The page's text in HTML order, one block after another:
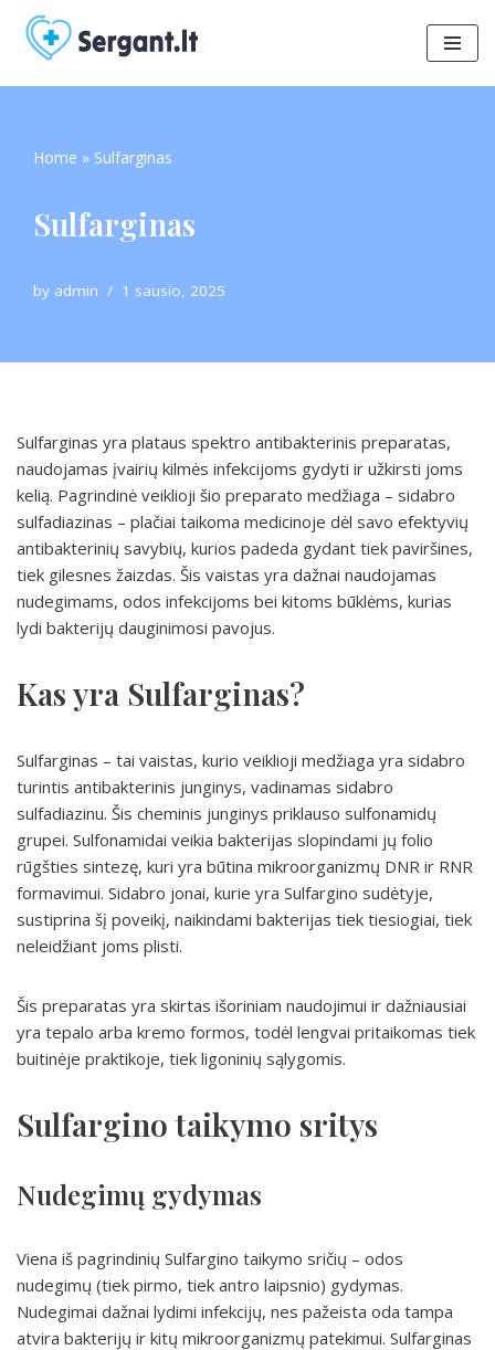
Skip
to
Home » Sulfarginas
Sulfarginas
by admin 1 sausio, 2025
Sulfarginas yra plataus spektro antibakterinis preparatas,
naudojamas įvairių kilmės infekcijoms gydyti ir užkirsti joms
kelią. Pagrindinė veiklioji šio preparato medžiaga – sidabro
sulfadiazinas – plačiai taikoma medicinoje dėl savo efektyvių
antibakterinių savybių, kurios padeda gydant tiek paviršines,
tiek gilesnes žaizdas. Šis vaistas yra dažnai naudojamas
nudegimams, odos infekcijoms bei kitoms būklėms, kurias
lydi bakterijų dauginimosi pavojus.
Kas yra Sulfarginas?
Sulfarginas – tai vaistas, kurio veiklioji medžiaga yra sidabro
turintis antibakterinis junginys, vadinamas sidabro
sulfadiazinu. Šis cheminis junginys priklauso sulfonamidų
grupei. Sulfonamidai veikia bakterijas slopindami jų folio
rūgšties sintezę, kuri yra būtina mikroorganizmų DNR ir RNR
formavimui. Sidabro jonai, kurie yra Sulfargino sudėtyje,
sustiprina šį poveikį, naikindami bakterijas tiek tiesiogiai, tiek
neleidžiant joms plisti.
Šis preparatas yra skirtas išoriniam naudojimui ir dažniausiai
yra tepalo arba kremo formos, todėl lengvai pritaikomas tiek
buitinėje praktikoje, tiek ligoninių sąlygomis.
Sulfargino taikymo sritys
Nudegimų gydymas
Viena iš pagrindinių Sulfargino taikymo sričių – odos
nudegimų (tiek pirmo, tiek antro laipsnio) gydymas.
Nudegimai dažnai lydimi infekcijų, nes pažeista oda tampa
atvira bakterijų ir kitų mikroorganizmų patekimui. Sulfarginas